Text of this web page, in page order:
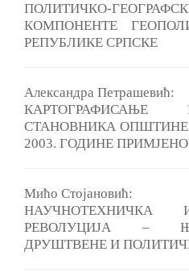
ПОЛИТИЧКО-
КОМПОНЕНТЕ
РЕПУБЛИКЕ СРПСКЕ
Aлександра Петрашевић:
КАРТОГРАФИСАЊЕ
СТАНОВНИКА ОПШТИНЕ
2003. ГОДИНЕ
Мићо Стојановић:
НАУЧНОТЕХНИЧКА
РЕВОЛУЦИЈА ‒
ДРУШТВЕНЕ И